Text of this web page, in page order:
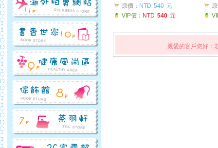
原價： NTD 540 元
VIP價： NTD 540 元
親愛的客戶您好：